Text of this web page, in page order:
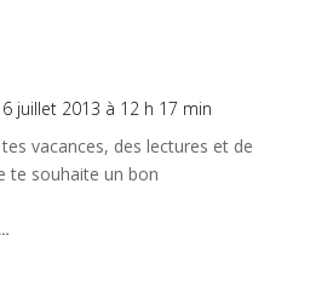
juillet 2013 à 12 h 17 min
vacances, des lectures et de
te souhaite un bon